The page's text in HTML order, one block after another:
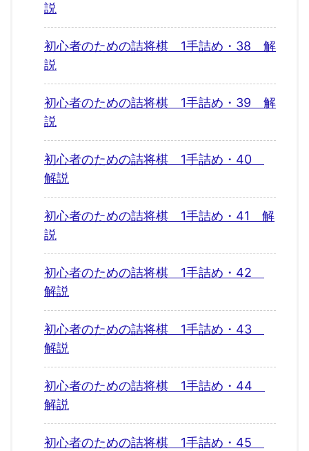
説
初心者のための詰将棋 1手詰め・38 解
説
初心者のための詰将棋 1手詰め・39 解
説
初心者のための詰将棋 1手詰め・40
解説
初心者のための詰将棋 1手詰め・41 解
説
初心者のための詰将棋 1手詰め・42
解説
初心者のための詰将棋 1手詰め・43
解説
初心者のための詰将棋 1手詰め・44
解説
初心者のための詰将棋 1手詰め・45